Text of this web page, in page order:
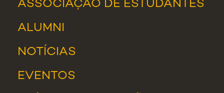
ASSOCIAÇÃO DE ESTUDANTES
ALUMNI
NOTÍCIAS
EVENTOS